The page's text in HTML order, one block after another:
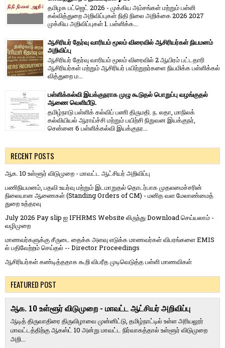
தமிழக பட்ஜெட் 2026 - முக்கிய அம்சங்கள் மற்றும் பள்ளி
கல்வித்துறை அறிவிப்புகள் நிதி நிலை அறிக்கை 2026 2027
முக்கிய அறிவிப்புகள் 1. பள்ளிக்க...
ஆசிரியர் தேர்வு வாரியம் மூலம் விரைவில் ஆசிரியர்கள் நியமனம்
அறிவிப்பு
ஆசிரியர் தேர்வு வாரி​யம் மூலம் விரை​வில் 2 ஆயிரம் பட்​ட​தாரி
ஆசிரியர்​கள் மற்​றும் ஆசிரியர் பயிற்றுநர்​களை நியமிக்க பள்​ளிக்​கல்​
வித்​துறை ம...
பள்ளிக்கல்வி இயக்குநராக முழு கூடுதல் பொறுப்பு வழங்குதல்
ஆணை வெளியீடு.
தமிழ்நாடு பள்ளிக் கல்விப் பணி திருமதி. ந. லதா, மாநிலக்
கல்வியியல் ஆராய்ச்சி மற்றும் பயிற்சி நிறுவன இயக்குநர்,
சென்னை 6 பள்ளிக்கல்வி இயக்குநர...
RECENT POSTS
ஆக. 10 உள்ளூர் விடுமுறை - மாவட்ட ஆட்சியர் அறிவிப்பு
பணிநியமனம், பதவி உயர்வு மற்றும் இடமாறுதல் தொடர்பாக முதலமைச்சரின்
நிலையான ஆணைகள் (Standing Orders of CM) - மனித வள மேலாண்மைத்
துறை உத்தரவு
July 2026 Pay slip ஐ IFHRMS Website லிருந்து Download செய்யலாம் -
வழிமுறை
மாணவர்களுக்கு சீருடை தைக்க அளவு எடுக்க மாணவர்கள் விபரங்களை EMIS
ல் பதிவேற்றம் செய்தல் -- Director Proceedings
ஆசிரியர்கள் கண்டித்ததாக கூறி விபரீத முடிவெடுத்த பள்ளி மாணவிகள்
FEATURED POST
ஆக. 10 உள்ளூர் விடுமுறை - மாவட்ட ஆட்சியர் அறிவிப்பு
ஆடித் திருவாதிரை திருவிழாவை முன்னிட்டு, தமிழ்நாட்டில் உள்ள அரியலூர்
மாவட்டத்திற்கு ஆகஸ்ட் 10 அன்று மாவட்ட நிர்வாகத்தால் உள்ளூர் விடுமுறை
அறி...